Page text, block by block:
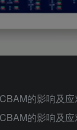
的影响及
的影响及